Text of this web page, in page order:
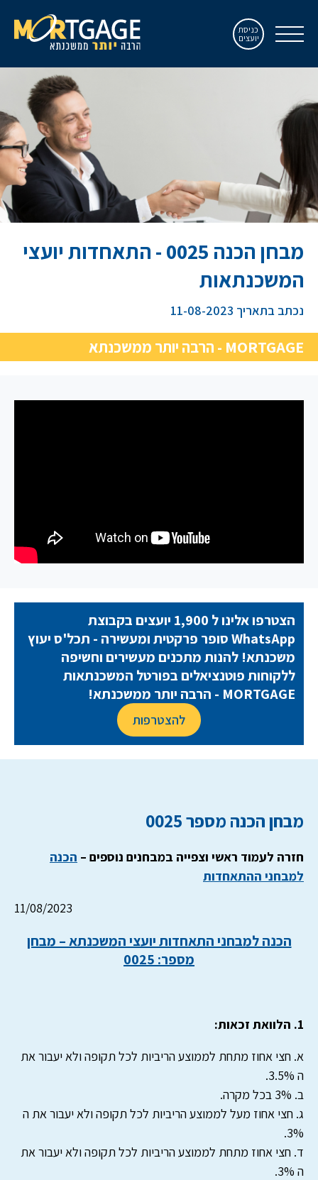
כניסת
יועצים
מבחן הכנה 0025 - התאחדות יועצי
המשכנתאות
נכתב בתאריך 11-08-2023
MORTGAGE - הרבה יותר ממשכנתא
הצטרפו אלינו ל 1,900 יועצים בקבוצת
WhatsApp סופר פרקטית ומעשירה - תכל'ס יעוץ
משכנתא! להנות מתכנים מעשירים וחשיפה
ללקוחות פוטנציאלים בפורטל המשכנתאות
MORTGAGE - הרבה יותר ממשכנתא!
להצטרפות
מבחן הכנה מספר 0025
חזרה לעמוד ראשי וצפייה במבחנים נוספים – הכנה
למבחני ההתאחדות
11/08/2023
הכנה למבחני התאחדות יועצי המשכנתא – מבחן
מספר: 0025
1. הלוואת זכאות:
א. חצי אחוז מתחת לממוצע הריביות לכל תקופה ולא יעבור את
ה 3.5%.
ב. 3% בכל מקרה.
ג. חצי אחוז מעל לממוצע הריביות לכל תקופה ולא יעבור את ה
3%.
ד. חצי אחוז מתחת לממוצע הריביות לכל תקופה ולא יעבור את
ה 3%.